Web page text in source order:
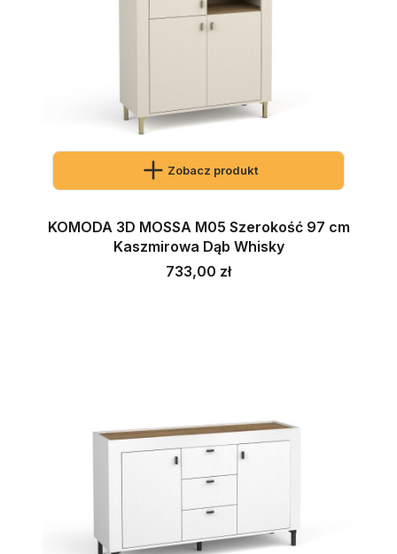
Zobacz produkt
KOMODA 3D MOSSA M05 Szerokość 97 cm
Kaszmirowa Dąb Whisky
Cena
733,00 zł